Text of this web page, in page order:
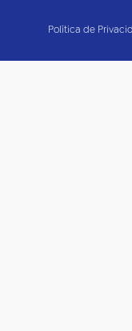
Política de